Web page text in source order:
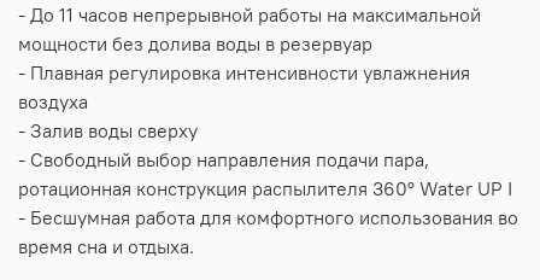
- До 11 часов непрерывной работы на максимальной
мощности без долива воды в резервуар
- Плавная регулировка интенсивности увлажнения
воздуха
- Залив воды сверху
- Свободный выбор направления подачи пара,
ротационная конструкция распылителя 360° Water UP I
- Бесшумная работа для комфортного использования во
время сна и отдыха.